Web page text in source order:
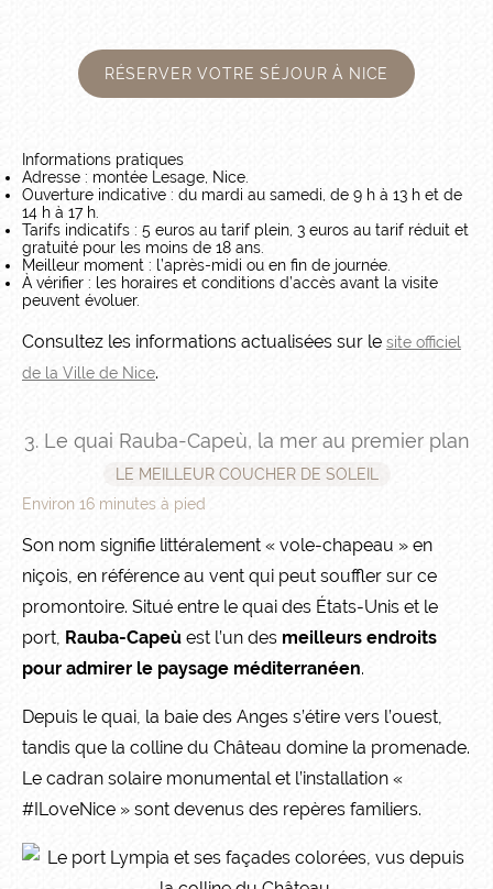
RÉSERVER VOTRE SÉJOUR À NICE
Informations pratiques
Adresse : montée Lesage, Nice.
Ouverture indicative : du mardi au samedi, de 9 h à 13 h et de
14 h à 17 h.
Tarifs indicatifs : 5 euros au tarif plein, 3 euros au tarif réduit et
gratuité pour les moins de 18 ans.
Meilleur moment : l’après-midi ou en fin de journée.
À vérifier : les horaires et conditions d’accès avant la visite
peuvent évoluer.
Consultez les informations actualisées sur le site officiel
de la Ville de Nice.
3. Le quai Rauba-Capeù, la mer au premier plan
LE MEILLEUR COUCHER DE SOLEIL
Environ 16 minutes à pied
Son nom signifie littéralement « vole-chapeau » en
niçois, en référence au vent qui peut souffler sur ce
promontoire. Situé entre le quai des États-Unis et le
port, Rauba-Capeù est l’un des meilleurs endroits
pour admirer le paysage méditerranéen.
Depuis le quai, la baie des Anges s’étire vers l’ouest,
tandis que la colline du Château domine la promenade.
Le cadran solaire monumental et l’installation «
#ILoveNice » sont devenus des repères familiers.